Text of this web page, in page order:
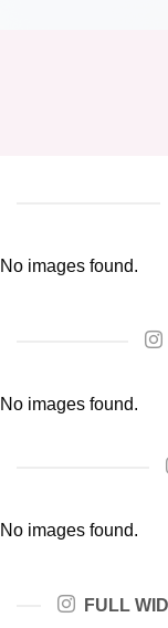
No images found.
No images found.
No images found.
FULL